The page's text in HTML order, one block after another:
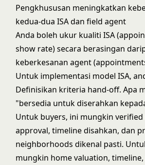
Pengkhususan meningkatkan
kedua-dua ISA dan field agent
Anda boleh ukur kualiti ISA
show rate) secara berasingan
keberkesanan agent
Untuk implementasi model ISA,
Definisikan kriteria hand-off. Apa
"bersedia untuk diserahkan
Untuk buyers, ini mungkin verified
approval, timeline disahkan, dan
neighborhoods dikenal pasti.
mungkin home valuation,